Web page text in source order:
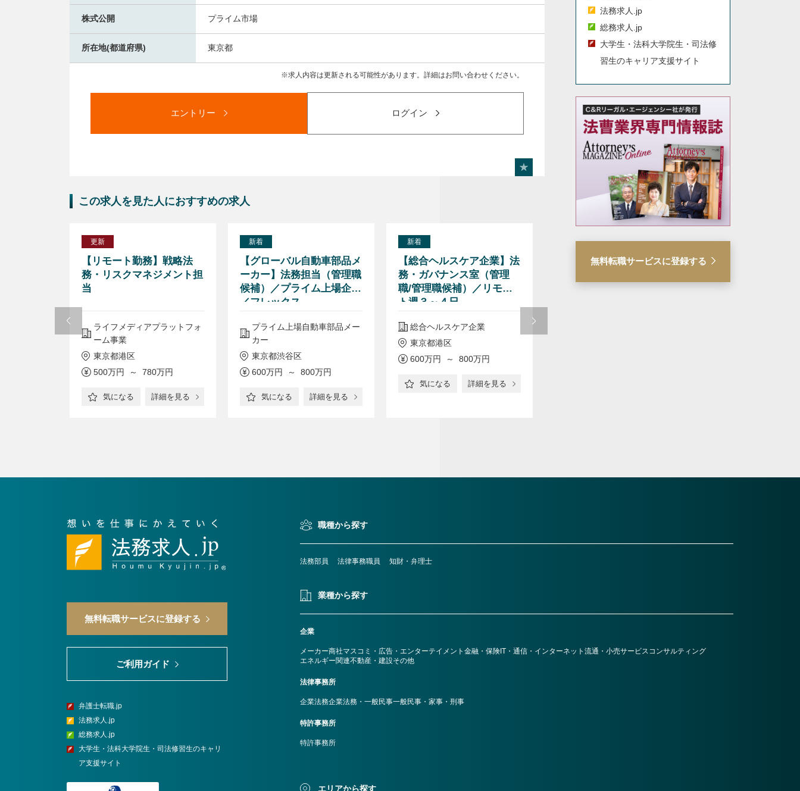
株式公開 プライム市場
所在地(都道府県) 東京都
求人内容は更新される可能性があります。詳細はお問い合わせください。
エントリー ログイン
この求人を見た人におすすめの求人
更新
【リモート勤務】戦略法
務・リスクマネジメント担
当
ライフメディアプラットフォ
ーム事業
東京都港区
500万円 ～ 780万円
気になる 詳細を見る
新着
【グローバル自動車部品メ
ーカー】法務担当（管理職
候補）／プライム上場企業
／フレックス
プライム上場自動車部品メー
カー
東京都渋谷区
600万円 ～ 800万円
気になる 詳細を見る
新着
【総合ヘルスケア企業】法
務・ガバナンス室（管理
職/管理職候補）／リモー
ト週３～４日
総合ヘルスケア企業
東京都港区
600万円 ～ 800万円
気になる 詳細を見る
新着
【スタンダード上場/成長
新着
【フルフレックス
法務求人.jp
総務求人.jp
大学生・法科大学院生・司法修
習生のキャリア支援サイト
無料転職サービスに登録する
無料転職サービスに登録する
ご利用ガイド
弁護士転職.jp
法務求人.jp
総務求人.jp
大学生・法科大学院生・司法修習生のキャリ
ア支援サイト
職種から探す
法務部員 法律事務職員 知財・弁理士
業種から探す
企業
メーカー商社マスコミ・広告・エンターテイメント 金融・保険 IT・通信・インターネット 流通・小売サービスコンサルティング
エネルギー関連不動産・建設その他
法律事務所
企業法務企業法務・一般民事一般民事・家事・刑事
特許事務所
特許事務所
エリアから探す